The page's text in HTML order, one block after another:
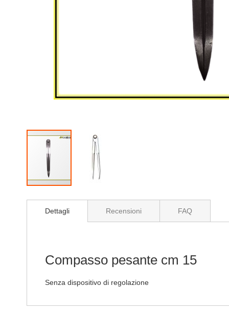
all'inizio
Dettagli
Compasso pesante cm 15
Senza dispositivo di regolazione
Recensioni FAQ